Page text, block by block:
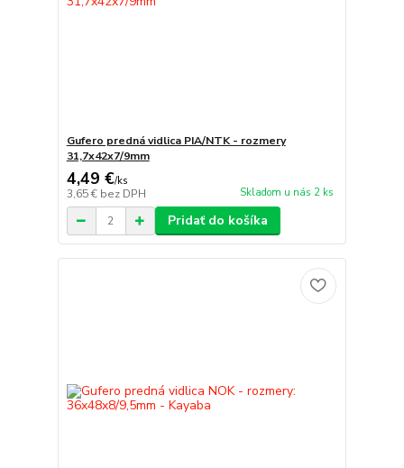
Gufero predná vidlica PIA/NTK - rozmery
31,7x42x7/9mm
4,49 €/ks
3,65 € bez DPH Skladom u nás 2 ks
Pridať do košíka